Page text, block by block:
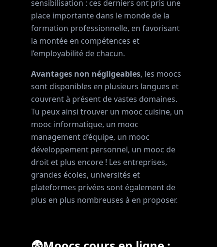
sensibilisation : ces derniers ont pris une
place importante dans le monde de la
formation professionnelle, en favorisant
la montée en compétences et
l’employabilité de chacun.
Avantages non négligeables, les moocs
sont disponibles en plusieurs langues et
couvrent à présent de vastes domaines.
Tu peux ainsi trouver un mooc cuisine, un
mooc informatique, un mooc
management d’équipe, un mooc
développement personnel, un mooc de
droit et plus encore ! Les entreprises,
grandes écoles, universités et
plateformes privées sont également de
plus en plus nombreuses à en proposer.